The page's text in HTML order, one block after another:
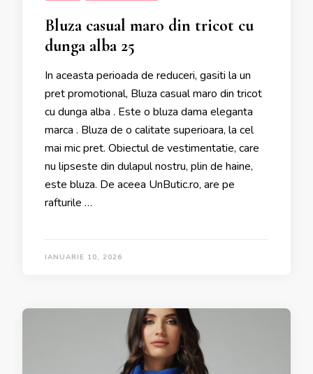
Bluza casual maro din tricot cu
dunga alba 25
In aceasta perioada de reduceri, gasiti la un
pret promotional, Bluza casual maro din tricot
cu dunga alba . Este o bluza dama eleganta
marca . Bluza de o calitate superioara, la cel
mai mic pret. Obiectul de vestimentatie, care
nu lipseste din dulapul nostru, plin de haine,
este bluza. De aceea UnButic.ro, are pe
rafturile …
IANUARIE 10, 2026